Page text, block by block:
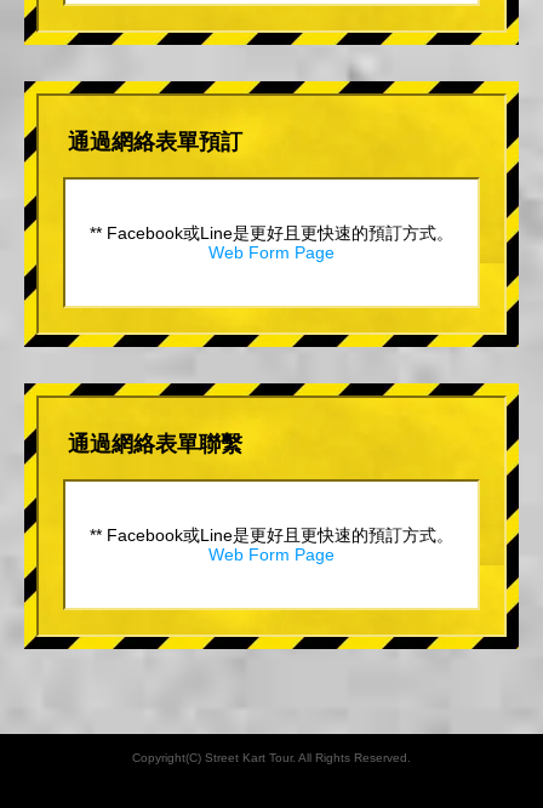
通過網絡表單預訂
** Facebook或Line是更好且更快速的預訂方式。
Web Form Page
通過網絡表單聯繫
** Facebook或Line是更好且更快速的預訂方式。
Web Form Page
Copyright(C) Street Kart Tour. All Rights Reserved.